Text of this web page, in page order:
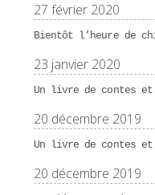
27 février 2020
Bientôt l’heure de
23 janvier 2020
Un livre de contes
20 décembre 2019
Un livre de contes
20 décembre 2019